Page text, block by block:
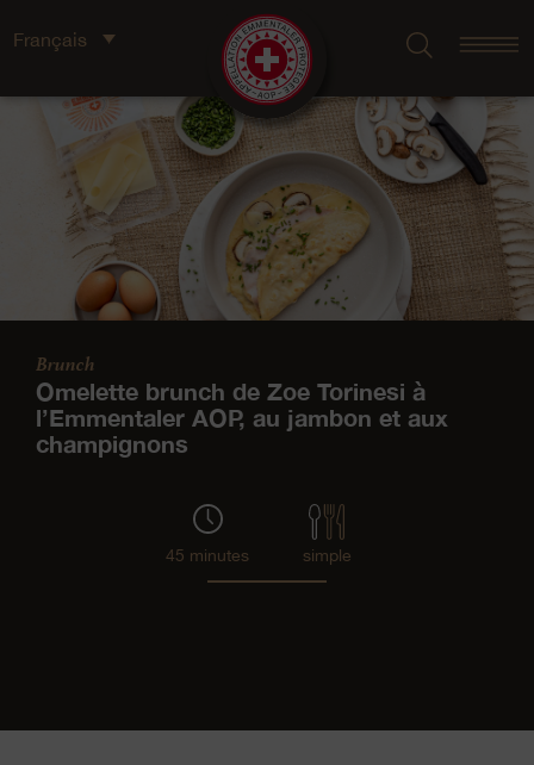
Français
Brunch
Omelette brunch de Zoe Torinesi à
l’Emmentaler AOP, au jambon et aux
champignons
45 minutes simple